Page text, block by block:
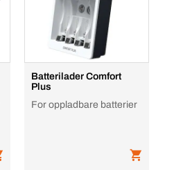
Batterilader Comfort
Plus
For oppladbare batterier